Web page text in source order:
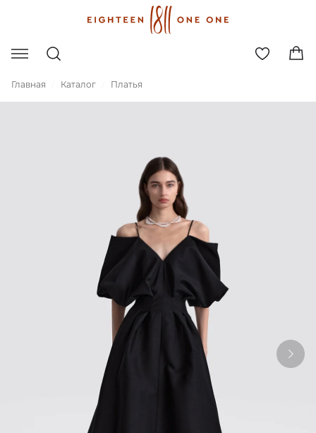
Главная Каталог Платья